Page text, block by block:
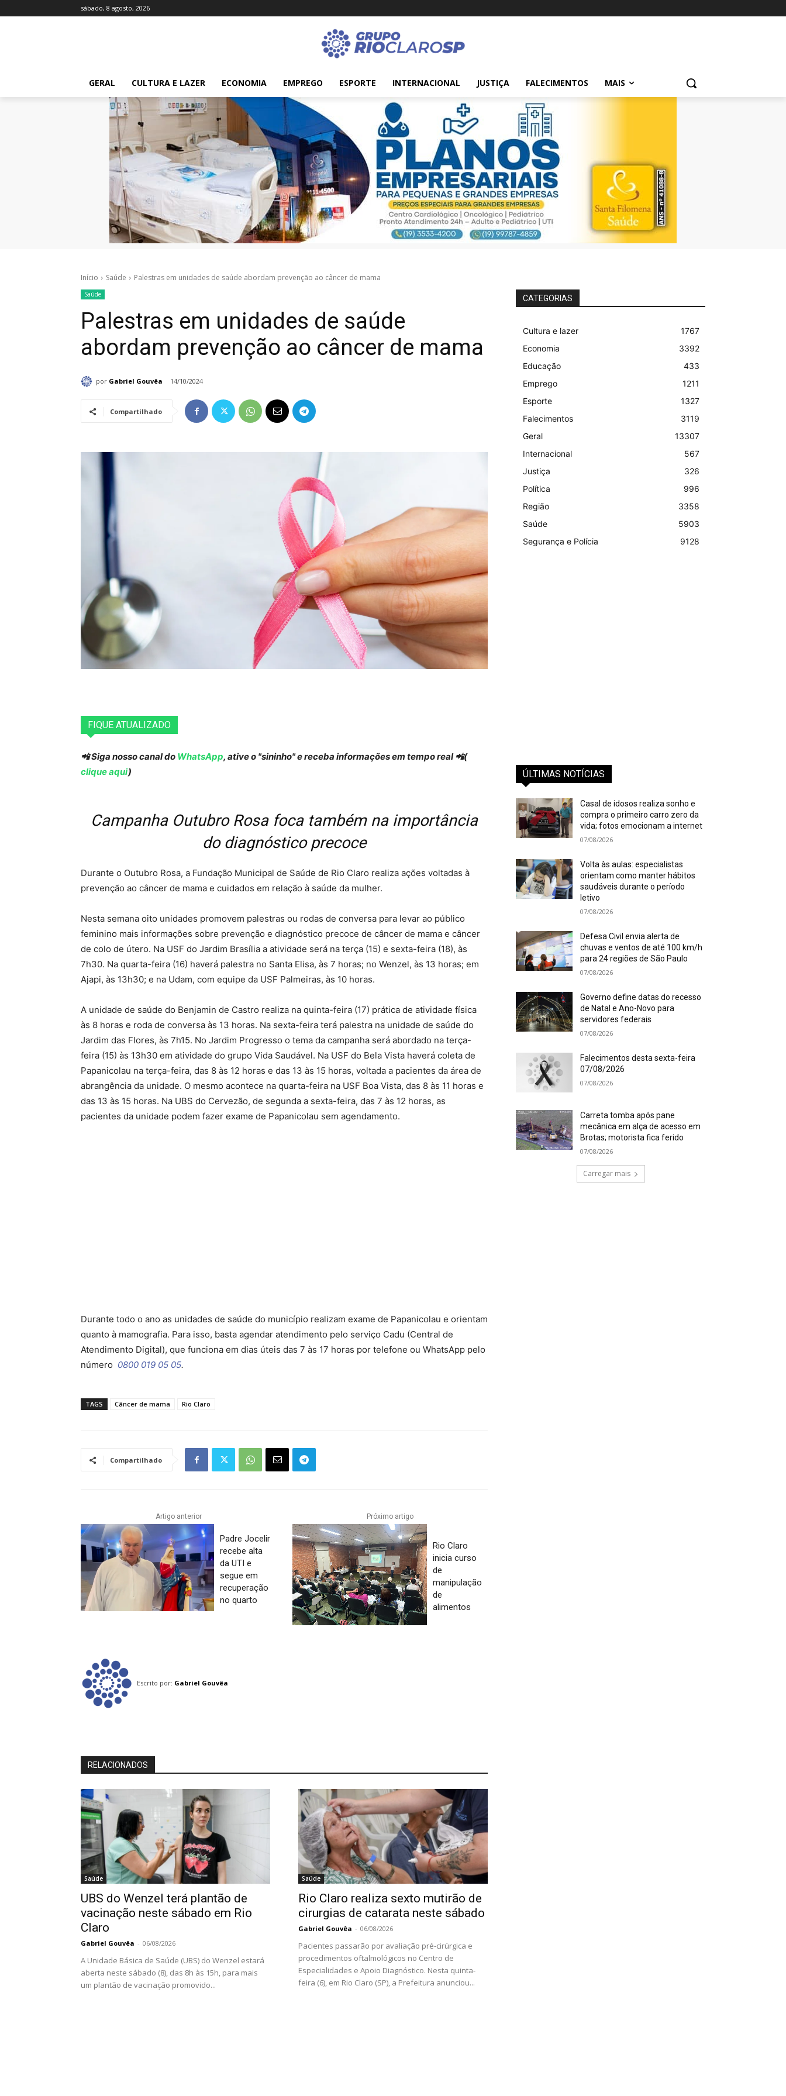
sábado, 8 agosto, 2026
GERAL CULTURA E LAZER ECONOMIA EMPREGO ESPORTE INTERNACIONAL JUSTIÇA FALECIMENTOS MAIS
Início Saúde Palestras em unidades de saúde abordam prevenção ao câncer de mama
Saúde
Palestras em unidades de saúde
abordam prevenção ao câncer de mama
por Gabriel Gouvêa 14/10/2024
Compartilhado
FIQUE ATUALIZADO
📲 Siga nosso canal do WhatsApp, ative o "sininho" e receba informações em tempo real 📲(
clique aqui)
Campanha Outubro Rosa foca também na importância
do diagnóstico precoce
Durante o Outubro Rosa, a Fundação Municipal de Saúde de Rio Claro realiza ações voltadas à
prevenção ao câncer de mama e cuidados em relação à saúde da mulher.
Nesta semana oito unidades promovem palestras ou rodas de conversa para levar ao público
feminino mais informações sobre prevenção e diagnóstico precoce de câncer de mama e câncer
de colo de útero. Na USF do Jardim Brasília a atividade será na terça (15) e sexta-feira (18), às
7h30. Na quarta-feira (16) haverá palestra no Santa Elisa, às 7 horas; no Wenzel, às 13 horas; em
Ajapi, às 13h30; e na Udam, com equipe da USF Palmeiras, às 10 horas.
A unidade de saúde do Benjamin de Castro realiza na quinta-feira (17) prática de atividade física
às 8 horas e roda de conversa às 13 horas. Na sexta-feira terá palestra na unidade de saúde do
Jardim das Flores, às 7h15. No Jardim Progresso o tema da campanha será abordado na terça-
feira (15) às 13h30 em atividade do grupo Vida Saudável. Na USF do Bela Vista haverá coleta de
Papanicolau na terça-feira, das 8 às 12 horas e das 13 às 15 horas, voltada a pacientes da área de
abrangência da unidade. O mesmo acontece na quarta-feira na USF Boa Vista, das 8 às 11 horas e
das 13 às 15 horas. Na UBS do Cervezão, de segunda a sexta-feira, das 7 às 12 horas, as
pacientes da unidade podem fazer exame de Papanicolau sem agendamento.
Durante todo o ano as unidades de saúde do município realizam exame de Papanicolau e orientam
quanto à mamografia. Para isso, basta agendar atendimento pelo serviço Cadu (Central de
Atendimento Digital), que funciona em dias úteis das 7 às 17 horas por telefone ou WhatsApp pelo
número 0800 019 05 05.
TAGS Câncer de mama Rio Claro
Compartilhado
Artigo anterior
Padre Jocelir
recebe alta
da UTI e
segue em
recuperação
no quarto
Próximo artigo
Rio Claro
inicia curso
de
manipulação
de
alimentos
Escrito por: Gabriel Gouvêa
RELACIONADOS
Saúde
UBS do Wenzel terá plantão de
vacinação neste sábado em Rio
Claro
Gabriel Gouvêa - 06/08/2026
A Unidade Básica de Saúde (UBS) do Wenzel estará
aberta neste sábado (8), das 8h às 15h, para mais
um plantão de vacinação promovido...
Saúde
Rio Claro realiza sexto mutirão de
cirurgias de catarata neste sábado
Gabriel Gouvêa - 06/08/2026
Pacientes passarão por avaliação pré-cirúrgica e
procedimentos oftalmológicos no Centro de
Especialidades e Apoio Diagnóstico. Nesta quinta-
feira (6), em Rio Claro (SP), a Prefeitura anunciou...
CATEGORIAS
Cultura e lazer
1767
Economia
3392
Educação
433
Emprego
1211
Esporte
1327
Falecimentos
3119
Geral
13307
Internacional
567
Justiça
326
Política
996
Região
3358
Saúde
5903
Segurança e Polícia
9128
ÚLTIMAS NOTÍCIAS
Casal de idosos realiza sonho e
compra o primeiro carro zero da
vida; fotos emocionam a internet
07/08/2026
Volta às aulas: especialistas
orientam como manter hábitos
saudáveis durante o período
letivo
07/08/2026
Defesa Civil envia alerta de
chuvas e ventos de até 100 km/h
para 24 regiões de São Paulo
07/08/2026
Governo define datas do recesso
de Natal e Ano-Novo para
servidores federais
07/08/2026
Falecimentos desta sexta-feira
07/08/2026
07/08/2026
Carreta tomba após pane
mecânica em alça de acesso em
Brotas; motorista fica ferido
07/08/2026
Carregar mais